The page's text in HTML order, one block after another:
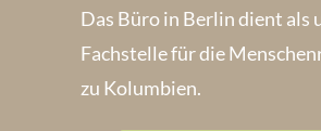
Das Büro in Berlin dient als
Fachstelle für die
zu Kolumbien.